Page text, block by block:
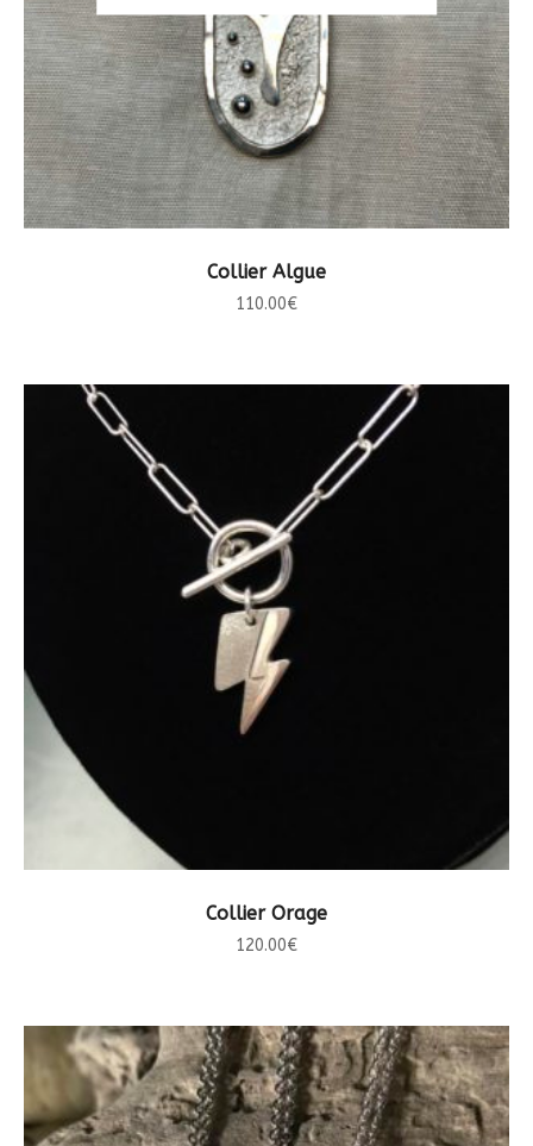
LIRE LA SUITE
Collier Algue
110.00€
CHOIX DES OPTIONS
Collier Orage
120.00€